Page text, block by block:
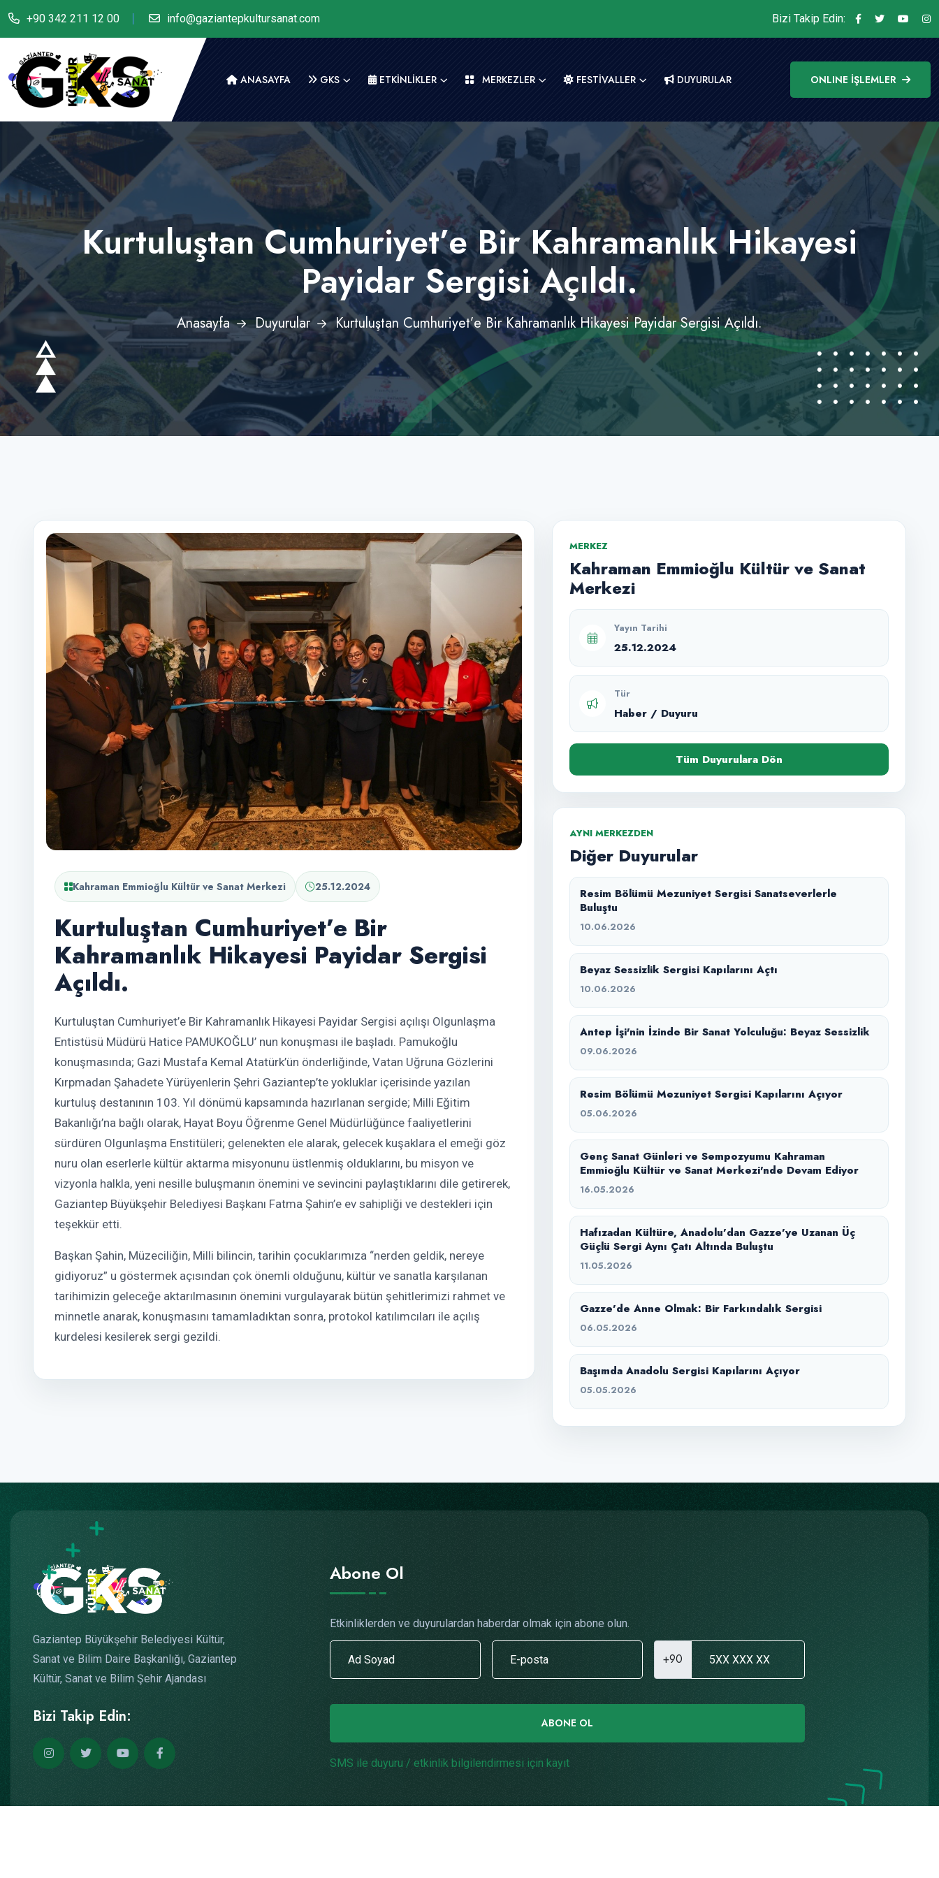
+90 342 211 12 00 info@gaziantepkultursanat.com Bizi Takip Edin:
ANASAYFA GKS ETKİNLİKLER MERKEZLER FESTİVALLER DUYURULAR ONLINE İŞLEMLER
Kurtuluştan Cumhuriyet’e Bir Kahramanlık Hikayesi
Payidar Sergisi Açıldı.
Anasayfa Duyurular Kurtuluştan Cumhuriyet’e Bir Kahramanlık Hikayesi Payidar Sergisi Açıldı.
Kahraman Emmioğlu Kültür ve Sanat Merkezi 25.12.2024
Kurtuluştan Cumhuriyet’e Bir
Kahramanlık Hikayesi Payidar Sergisi
Açıldı.
Kurtuluştan Cumhuriyet’e Bir Kahramanlık Hikayesi Payidar Sergisi açılışı Olgunlaşma
Entistüsü Müdürü Hatice PAMUKOĞLU’ nun konuşması ile başladı. Pamukoğlu
konuşmasında; Gazi Mustafa Kemal Atatürk’ün önderliğinde, Vatan Uğruna Gözlerini
Kırpmadan Şahadete Yürüyenlerin Şehri Gaziantep’te yokluklar içerisinde yazılan
kurtuluş destanının 103. Yıl dönümü kapsamında hazırlanan sergide; Milli Eğitim
Bakanlığı’na bağlı olarak, Hayat Boyu Öğrenme Genel Müdürlüğünce faaliyetlerini
sürdüren Olgunlaşma Enstitüleri; gelenekten ele alarak, gelecek kuşaklara el emeği göz
nuru olan eserlerle kültür aktarma misyonunu üstlenmiş olduklarını, bu misyon ve
vizyonla halkla, yeni nesille buluşmanın önemini ve sevincini paylaştıklarını dile getirerek,
Gaziantep Büyükşehir Belediyesi Başkanı Fatma Şahin’e ev sahipliği ve destekleri için
teşekkür etti.
Başkan Şahin, Müzeciliğin, Milli bilincin, tarihin çocuklarımıza “nerden geldik, nereye
gidiyoruz” u göstermek açısından çok önemli olduğunu, kültür ve sanatla karşılanan
tarihimizin geleceğe aktarılmasının önemini vurgulayarak bütün şehitlerimizi rahmet ve
minnetle anarak, konuşmasını tamamladıktan sonra, protokol katılımcıları ile açılış
kurdelesi kesilerek sergi gezildi.
MERKEZ
Kahraman Emmioğlu Kültür ve Sanat
Merkezi
Yayın Tarihi
25.12.2024
Tür
Haber / Duyuru
Tüm Duyurulara Dön
AYNI MERKEZDEN
Diğer Duyurular
Resim Bölümü Mezuniyet Sergisi Sanatseverlerle
Buluştu
10.06.2026
Beyaz Sessizlik Sergisi Kapılarını Açtı
10.06.2026
Antep İşi'nin İzinde Bir Sanat Yolculuğu: Beyaz Sessizlik
09.06.2026
Resim Bölümü Mezuniyet Sergisi Kapılarını Açıyor
05.06.2026
Genç Sanat Günleri ve Sempozyumu Kahraman
Emmioğlu Kültür ve Sanat Merkezi'nde Devam Ediyor
16.05.2026
Hafızadan Kültüre, Anadolu’dan Gazze’ye Uzanan Üç
Güçlü Sergi Aynı Çatı Altında Buluştu
11.05.2026
Gazze’de Anne Olmak: Bir Farkındalık Sergisi
06.05.2026
Başımda Anadolu Sergisi Kapılarını Açıyor
05.05.2026
Gaziantep Büyükşehir Belediyesi Kültür,
Sanat ve Bilim Daire Başkanlığı, Gaziantep
Kültür, Sanat ve Bilim Şehir Ajandası
Bizi Takip Edin:
Abone Ol
Etkinliklerden ve duyurulardan haberdar olmak için abone olun.
+90
ABONE OL
SMS ile duyuru / etkinlik bilgilendirmesi için kayıt